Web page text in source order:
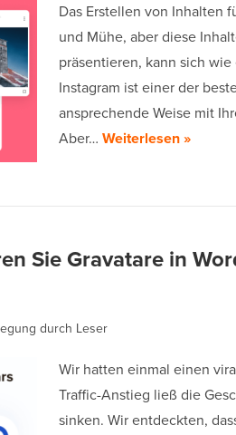
Das Erstellen von Inhalten
und Mühe, aber diese
präsentieren, kann sich
Instagram ist einer der
ansprechende Weise mit
Aber… Weiterlesen »
Sie Gravatare in
durch Leser
Wir hatten einmal einen
Traffic-Anstieg ließ die
sinken. Wir entdeckten,